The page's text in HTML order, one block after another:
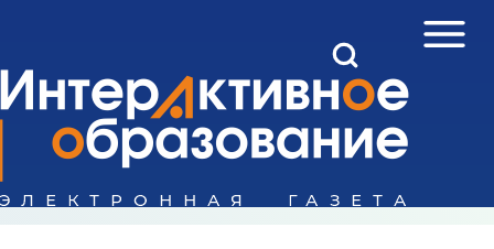
Поиск
Open Sidebar
Open Search Block